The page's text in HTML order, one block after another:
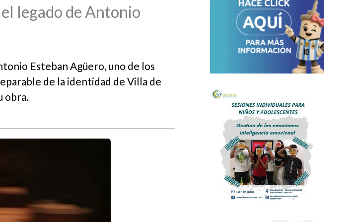
legado de Antonio
Esteban Agüero, uno de los
de la identidad de Villa de
obra.